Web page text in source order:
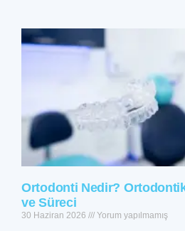
Ortodonti Nedir?
ve Süreci
30 Haziran 2026 Yorum yapılmamış